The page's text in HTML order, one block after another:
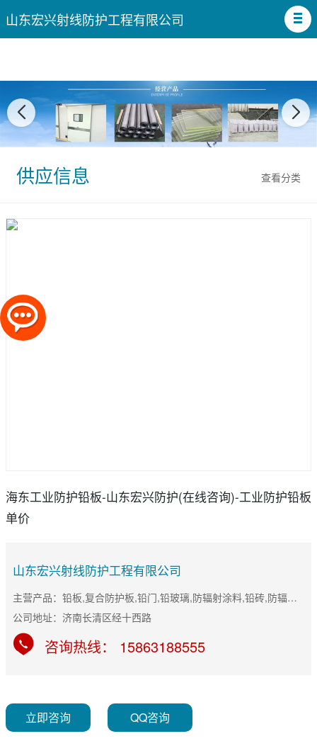
山东宏兴射线防护工程有限公司
查看分类
供应信息
海东工业防护铅板-山东宏兴防护(在线咨询)-工业防护铅板
单价
山东宏兴射线防护工程有限公司
主营产品：铅板,复合防护板,铅门,铅玻璃,防辐射涂料,铅砖,防辐射门
公司地址：济南长清区经十西路
咨询热线： 15863188555
立即咨询 QQ咨询